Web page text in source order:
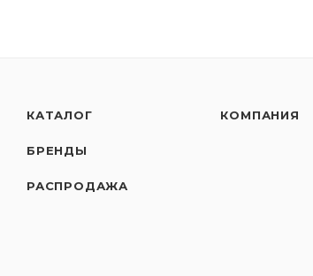
КАТАЛОГ
БРЕНДЫ
РАСПРОДАЖА
КОМПАНИЯ